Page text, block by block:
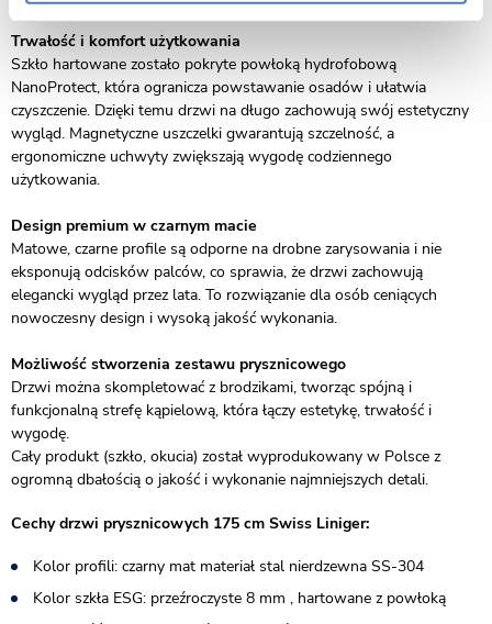
Trwałość i komfort użytkowania
Szkło hartowane zostało pokryte powłoką hydrofobową
NanoProtect, która ogranicza powstawanie osadów i ułatwia
czyszczenie. Dzięki temu drzwi na długo zachowują swój estetyczny
wygląd. Magnetyczne uszczelki gwarantują szczelność, a
ergonomiczne uchwyty zwiększają wygodę codziennego
użytkowania.
Design premium w czarnym macie
Matowe, czarne profile są odporne na drobne zarysowania i nie
eksponują odcisków palców, co sprawia, że drzwi zachowują
elegancki wygląd przez lata. To rozwiązanie dla osób ceniących
nowoczesny design i wysoką jakość wykonania.
Możliwość stworzenia zestawu prysznicowego
Drzwi można skompletować z brodzikami, tworząc spójną i
funkcjonalną strefę kąpielową, która łączy estetykę, trwałość i
wygodę.
Cały produkt (szkło, okucia) został wyprodukowany w Polsce z
ogromną dbałością o jakość i wykonanie najmniejszych detali.
Cechy drzwi prysznicowych 175 cm Swiss Liniger:
Kolor profili: czarny mat materiał stal nierdzewna SS-304
Kolor szkła ESG: przeźroczyste 8 mm , hartowane z powłoką